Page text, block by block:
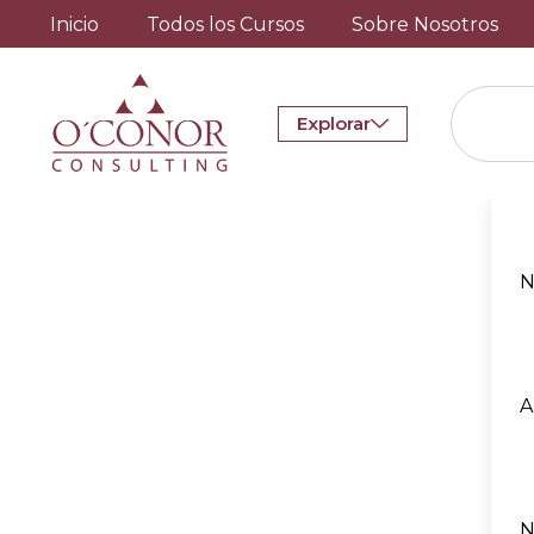
Inicio Todos los Cursos Sobre Nosotros
Explorar